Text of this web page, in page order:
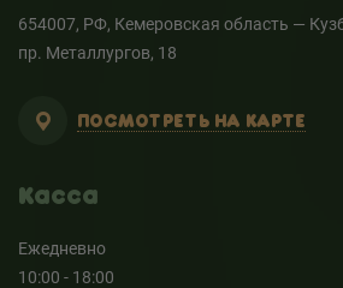
654007, РФ, Кемеровская область —
пр. Металлургов, 18
ПОСМОТРЕТЬ НА КАРТЕ
Касса
Ежедневно
10:00 - 18:00